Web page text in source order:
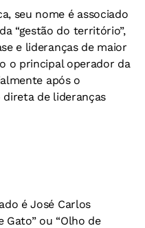
seu nome é associado
“gestão do território”,
e lideranças de maior
o principal operador da
após o
de lideranças
é José Carlos
Gato” ou “Olho de